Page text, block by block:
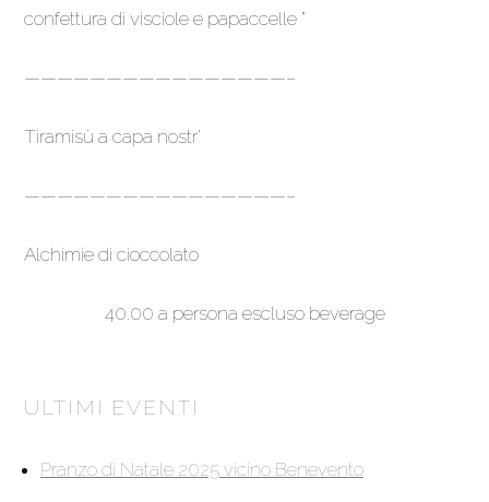
confettura di visciole e papaccelle ”
————————————————–
Tiramisù a capa nostr’
————————————————–
Alchimie di cioccolato
40.00 a persona escluso beverage
ULTIMI EVENTI
Pranzo di Natale 2025 vicino Benevento